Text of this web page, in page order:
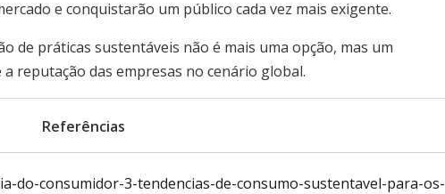
e conquistarão um público cada vez mais exigente.
de práticas sustentáveis não é mais uma opção, mas um
reputação das empresas no cenário global.
Referências
do-consumidor-3-tendencias-de-consumo-sustentavel-para-os-